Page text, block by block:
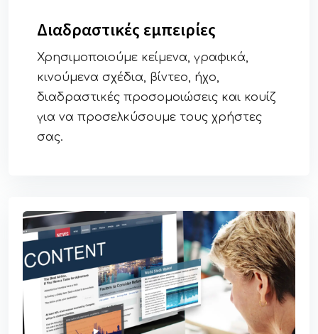
Διαδραστικές εμπειρίες
Χρησιμοποιούμε κείμενα, γραφικά,
κινούμενα σχέδια, βίντεο, ήχο,
διαδραστικές προσομοιώσεις και κουίζ
για να προσελκύσουμε τους χρήστες
σας.